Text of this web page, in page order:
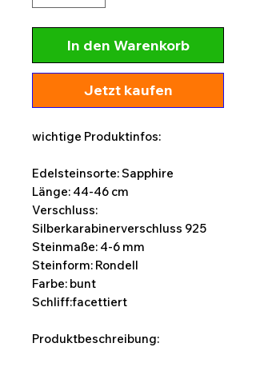
In den Warenkorb
Jetzt kaufen
wichtige Produktinfos:
Edelsteinsorte: Sapphire
Länge: 44-46 cm
Verschluss:
Silberkarabinerverschluss 925
Steinmaße: 4-6 mm
Steinform: Rondell
Farbe: bunt
Schliff:facettiert
Produktbeschreibung: